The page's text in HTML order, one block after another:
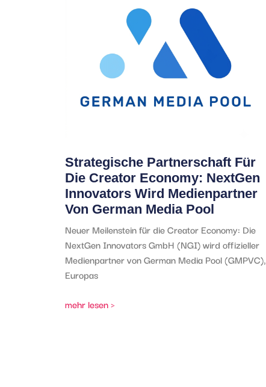
Strategische Partnerschaft Für
Die Creator Economy: NextGen
Innovators Wird Medienpartner
Von German Media Pool
Neuer Meilenstein für die Creator Economy: Die
NextGen Innovators GmbH (NGI) wird offizieller
Medienpartner von German Media Pool (GMPVC),
Europas
mehr lesen >